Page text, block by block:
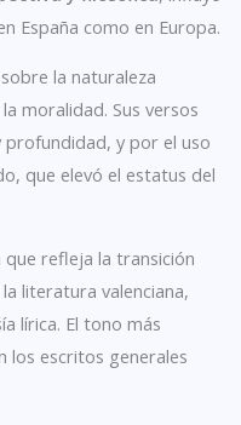
España como en Europa.
la naturaleza
moralidad. Sus versos
y por el uso
que elevó el estatus del
refleja la transición
literatura valenciana,
lírica. El tono más
los escritos generales